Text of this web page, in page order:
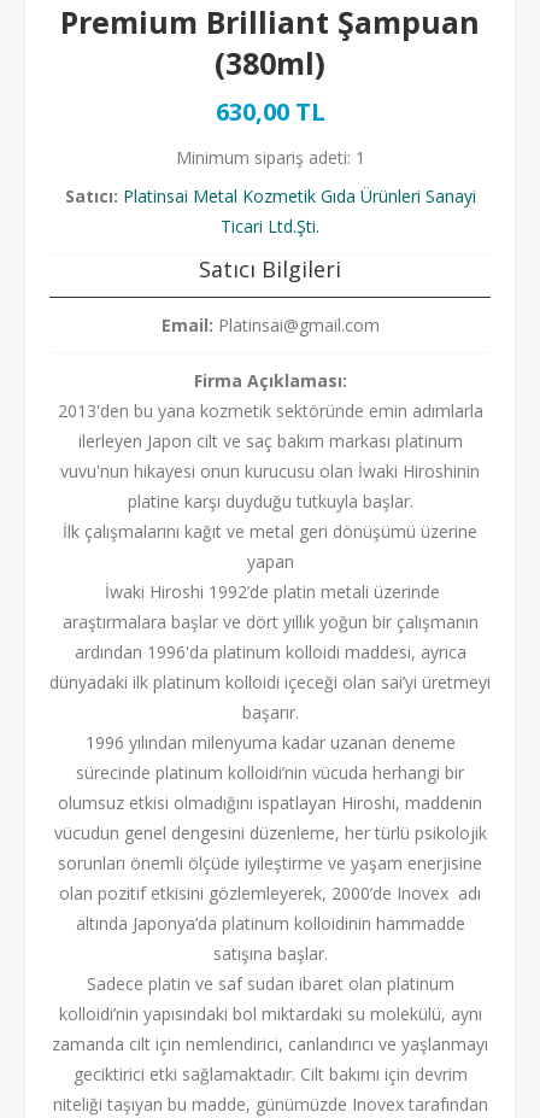
Premium Brilliant Şampuan
(380ml)
630,00 TL
Minimum sipariş adeti: 1
Satıcı: Platinsai Metal Kozmetik Gıda Ürünleri Sanayi
Ticari Ltd.Şti.
Satıcı Bilgileri
Email: Platinsai@gmail.com
Firma Açıklaması:
2013'den bu yana kozmetik sektöründe emin adımlarla
ilerleyen Japon cilt ve saç bakım markası platinum
vuvu'nun hikayesi onun kurucusu olan İwaki Hiroshinin
platine karşı duyduğu tutkuyla başlar.
İlk çalışmalarını kağıt ve metal geri dönüşümü üzerine
yapan
İwaki Hiroshi 1992’de platin metali üzerinde
araştırmalara başlar ve dört yıllık yoğun bir çalışmanın
ardından 1996'da platinum kolloidi maddesi, ayrıca
dünyadaki ilk platinum kolloidi içeceği olan sai’yi üretmeyi
başarır.
1996 yılından milenyuma kadar uzanan deneme
sürecinde platinum kolloidi’nin vücuda herhangi bir
olumsuz etkisi olmadığını ispatlayan Hiroshi, maddenin
vücudun genel dengesini düzenleme, her türlü psikolojik
sorunları önemli ölçüde iyileştirme ve yaşam enerjisine
olan pozitif etkisini gözlemleyerek, 2000’de Inovex adı
altında Japonya’da platinum kolloidinin hammadde
satışına başlar.
Sadece platin ve saf sudan ibaret olan platinum
kolloidi’nin yapısındaki bol miktardaki su molekülü, aynı
zamanda cilt için nemlendirici, canlandırıcı ve yaşlanmayı
geciktirici etki sağlamaktadır. Cilt bakımı için devrim
niteliği taşıyan bu madde, günümüzde Inovex tarafından